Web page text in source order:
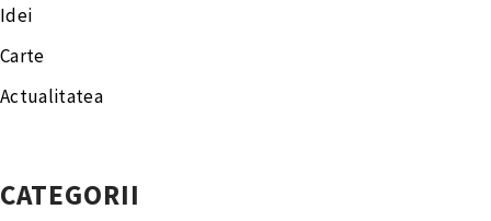
Idei
Carte
Actualitatea
CATEGORII